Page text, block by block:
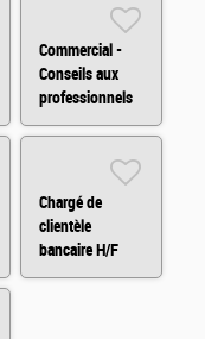
Commercial -
Conseils aux
professionnels
et
Chargé de
clientèle
bancaire H/F